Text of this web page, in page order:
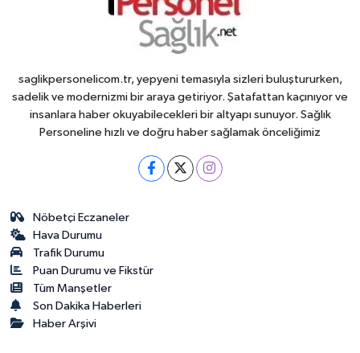
saglikpersonelicom.tr, yepyeni temasıyla sizleri buluştururken,
sadelik ve modernizmi bir araya getiriyor. Şatafattan kaçınıyor ve
insanlara haber okuyabilecekleri bir altyapı sunuyor. Sağlık
Personeline hızlı ve doğru haber sağlamak önceliğimiz
Nöbetçi Eczaneler
Hava Durumu
Trafik Durumu
Puan Durumu ve Fikstür
Tüm Manşetler
Son Dakika Haberleri
Haber Arşivi